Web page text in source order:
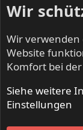
Wir
Wir verwenden
Website
Komfort bei
Siehe weitere
Einstellungen